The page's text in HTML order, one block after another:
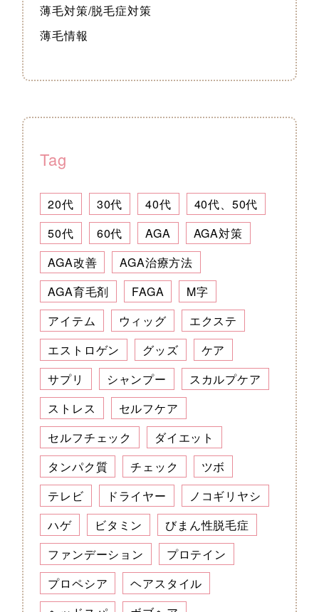
薄毛対策/脱毛症対策
薄毛情報
Tag
20代 30代 40代
40代、50代
50代
60代 AGA
AGA対策
AGA改善
AGA治療方法
AGA育毛剤
FAGA
M字
アイテム
ウィッグ
エクステ
エストロゲン
グッズ
ケア
サプリ
シャンプー
スカルプケア
ストレス
セルフケア
セルフチェック
ダイエット
タンパク質
チェック
ツボ
テレビ
ドライヤー
ノコギリヤシ
ハゲ
ビタミン
びまん性脱毛症
ファンデーション
プロテイン
プロペシア
ヘアスタイル